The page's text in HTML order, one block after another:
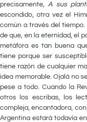
precisamente, A sus
escondido, otra vez el
común a través del
de que, en la eternidad, el
metáfora es tan buena
tiene porque ser
tiene razón de cualquier
idea memorable. Ojalá no
pese a todo. Cuando la
otros los escribas, los
compleja, encantadora,
Argentina estará todavía